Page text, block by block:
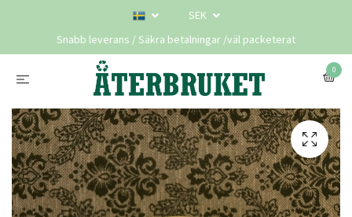
SEK
Snabb leverans / Säkra betalningar /väl packeterat
0